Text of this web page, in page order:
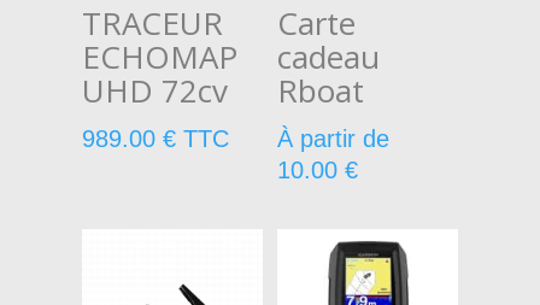
TRACEUR
ECHOMAP
UHD 72cv
989.00 € TTC
Carte
cadeau
Rboat
À partir de
10.00€